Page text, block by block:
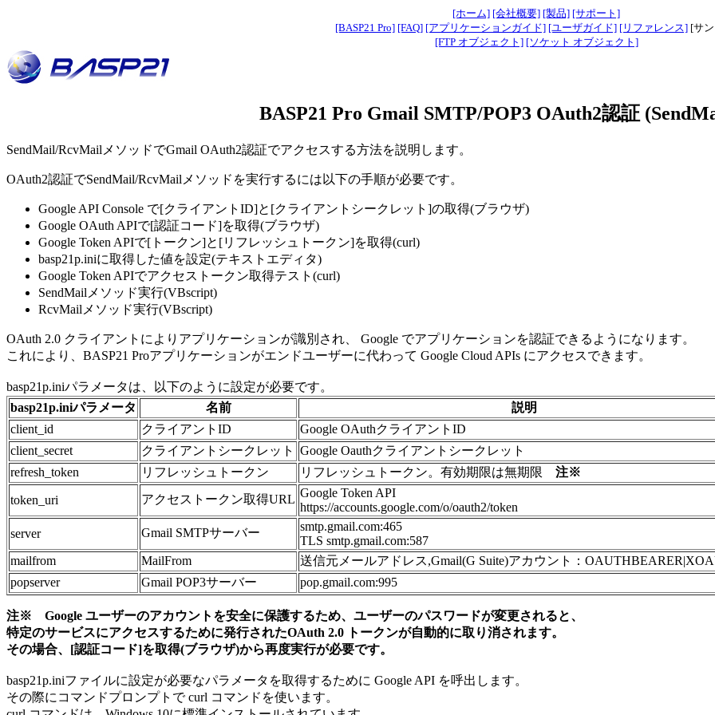
[ホーム] [会社概要] [製品] [サポート]
[BASP21 Pro] [FAQ] [アプリケーションガイド] [ユーザガイド] [リファレンス][サン
[FTP オブジェクト] [ソケット オブジェクト]
BASP21 Pro Gmail SMTP/POP3 OAuth2認証
SendMail/RcvMailメソッドでGmail OAuth2認証でアクセスする方法を説明します。
OAuth2認証でSendMail/RcvMailメソッドを実行するには以下の手順が必要です。
Google API Console で[クライアントID]と[クライアントシークレット]の取得(ブラウザ)
Google OAuth APIで[認証コード]を取得(ブラウザ)
Google Token APIで[トークン]と[リフレッシュトークン]を取得(curl)
basp21p.iniに取得した値を設定(テキストエディタ)
Google Token APIでアクセストークン取得テスト(curl)
SendMailメソッド実行(VBscript)
RcvMailメソッド実行(VBscript)
OAuth 2.0 クライアントによりアプリケーションが識別され、 Google でアプリケーションを認証できるようになります。
これにより、BASP21 Proアプリケーションがエンドユーザーに代わって Google Cloud APIs にアクセスできます。
basp21p.iniパラメータは、以下のように設定が必要です。
basp21p.iniパラメータ
名前
説明
client_id
クライアントID
Google OAuthクライアントID
client_secret
クライアントシークレット
Google Oauthクライアントシークレット
refresh_token
リフレッシュトークン リフレッシュトークン。有効期限は無期限 注※
token_uri アクセストークン取得URL Google Token API
https://accounts.google.com/o/oauth2/token
server
Gmail SMTPサーバー
smtp.gmail.com:465
TLS smtp.gmail.com:587
mailfrom
MailFrom
送信元メールアドレス,Gmail(G Suite)アカウント：
popserver
Gmail POP3サーバー pop.gmail.com:995
注※ Google ユーザーのアカウントを安全に保護するため、ユーザーのパスワードが変更されると、
特定のサービスにアクセスするために発行されたOAuth 2.0 トークンが自動的に取り消されます。
その場合、[認証コード]を取得(ブラウザ)から再度実行が必要です。
basp21p.iniファイルに設定が必要なパラメータを取得するために Google API を呼出します。
その際にコマンドプロンプトで curl コマンドを使います。